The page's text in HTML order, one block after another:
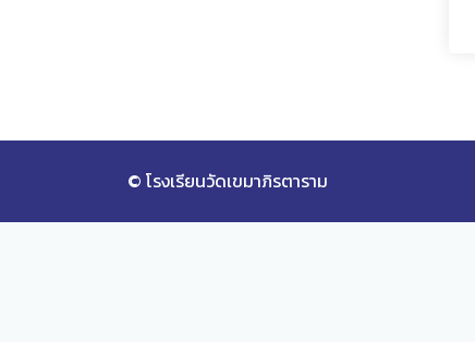
© โรงเรียนวัดเขมาภิรตาราม